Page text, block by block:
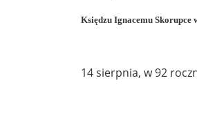
Księdzu Ignacemu Skorupce
14 sierpnia, w 92